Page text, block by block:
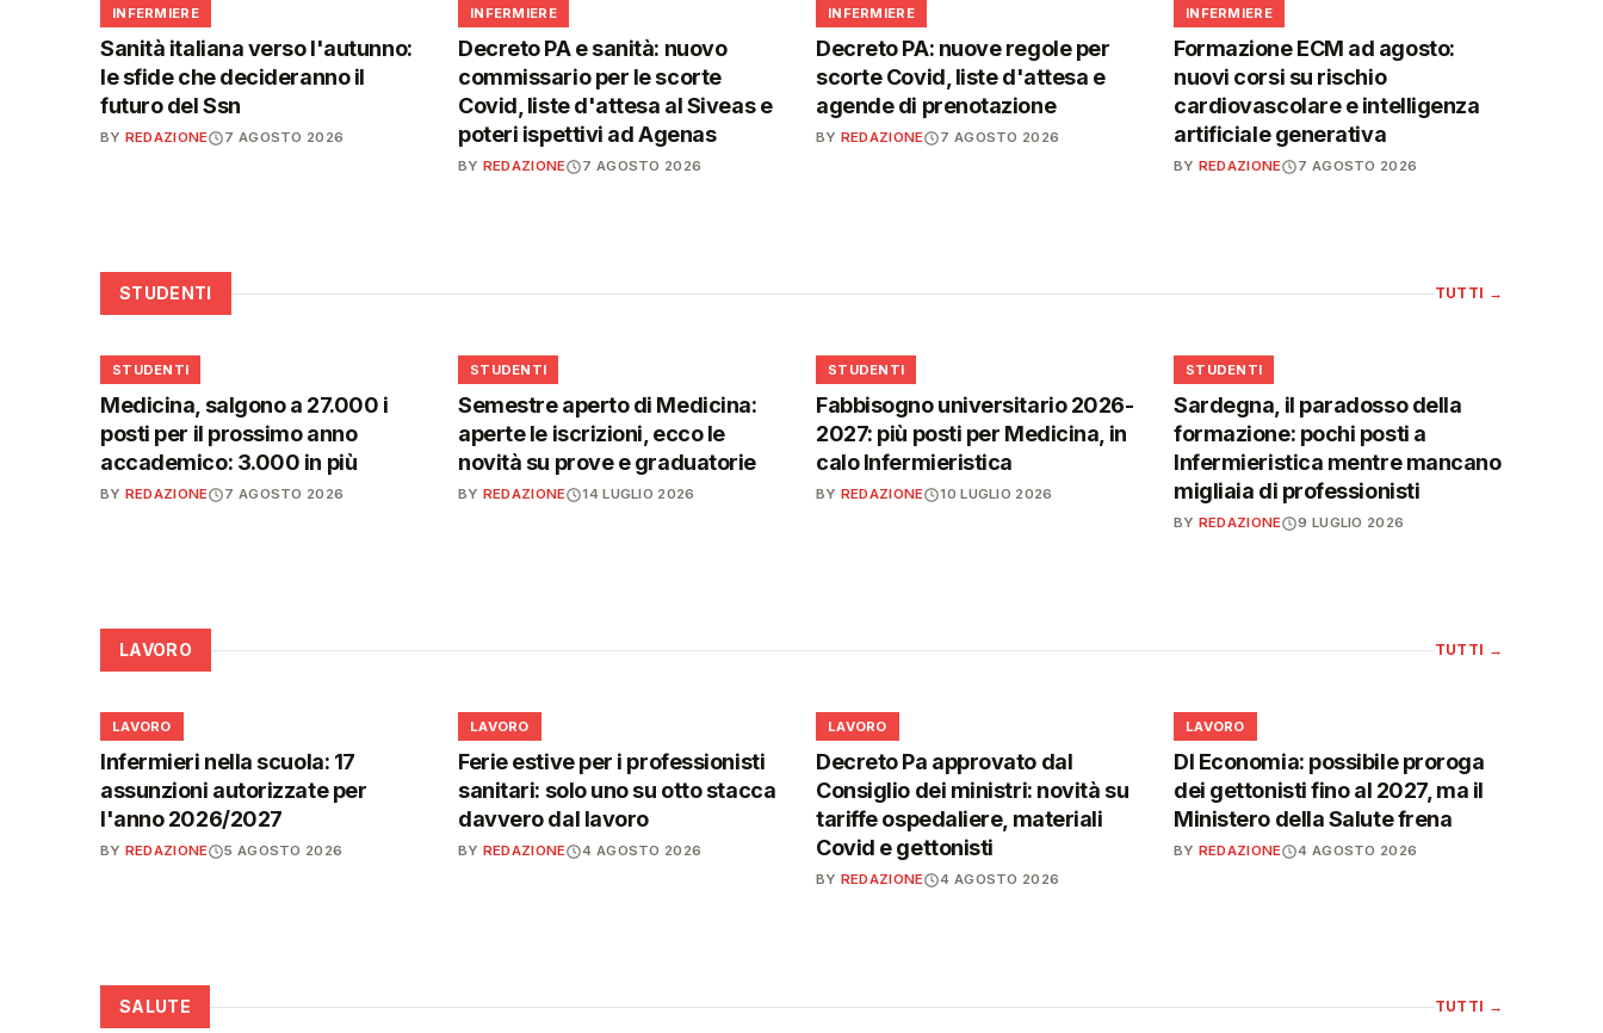
INFERMIERE
Sanità italiana verso l'autunno:
le sfide che decideranno il
futuro del Ssn
BY REDAZIONE 7 AGOSTO 2026
INFERMIERE
Decreto PA e sanità: nuovo
commissario per le scorte
Covid, liste d'attesa al Siveas e
poteri ispettivi ad Agenas
BY REDAZIONE 7 AGOSTO 2026
INFERMIERE
Decreto PA: nuove regole per
scorte Covid, liste d'attesa e
agende di prenotazione
BY REDAZIONE 7 AGOSTO 2026
INFERMIERE
Formazione ECM ad agosto:
nuovi corsi su rischio
cardiovascolare e intelligenza
artificiale generativa
BY REDAZIONE 7 AGOSTO 2026
STUDENTI TUTTI →
🎓
STUDENTI
Medicina, salgono a 27.000 i
posti per il prossimo anno
accademico: 3.000 in più
BY REDAZIONE 7 AGOSTO 2026
🎓
STUDENTI
Semestre aperto di Medicina:
aperte le iscrizioni, ecco le
novità su prove e graduatorie
BY REDAZIONE 14 LUGLIO 2026
🎓
STUDENTI
Fabbisogno universitario 2026-
2027: più posti per Medicina, in
calo Infermieristica
BY REDAZIONE 10 LUGLIO 2026
🎓
STUDENTI
Sardegna, il paradosso della
formazione: pochi posti a
Infermieristica mentre mancano
migliaia di professionisti
BY REDAZIONE 9 LUGLIO 2026
LAVORO TUTTI →
💼
LAVORO
Infermieri nella scuola: 17
assunzioni autorizzate per
l'anno 2026/2027
BY REDAZIONE 5 AGOSTO 2026
💼
LAVORO
Ferie estive per i professionisti
sanitari: solo uno su otto stacca
davvero dal lavoro
BY REDAZIONE 4 AGOSTO 2026
💼
LAVORO
Decreto Pa approvato dal
Consiglio dei ministri: novità su
tariffe ospedaliere, materiali
Covid e gettonisti
BY REDAZIONE 4 AGOSTO 2026
💼
LAVORO
Dl Economia: possibile proroga
dei gettonisti fino al 2027, ma il
Ministero della Salute frena
BY REDAZIONE 4 AGOSTO 2026
SALUTE TUTTI →